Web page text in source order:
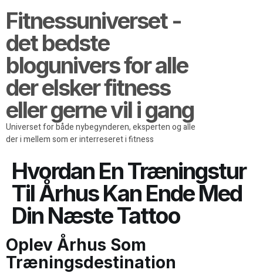
Fitnessuniverset -
det bedste
blogunivers for alle
der elsker fitness
eller gerne vil i gang
Universet for både nybegynderen, eksperten og alle
der i mellem som er interreseret i fitness
Hvordan En Træningstur
Til Århus Kan Ende Med
Din Næste Tattoo
Oplev Århus Som
Træningsdestination